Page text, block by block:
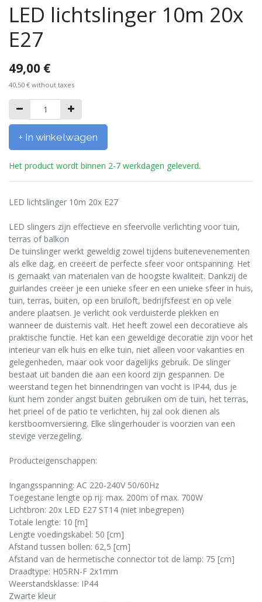
LED lichtslinger 10m 20x
E27
49,00 €
40,50 € without taxes
+ In winkelwagen
Het product wordt binnen 2-7 werkdagen geleverd.
LED lichtslinger 10m 20x E27
LED slingers zijn effectieve en sfeervolle verlichting voor tuin,
terras of balkon
De tuinslinger werkt geweldig zowel tijdens buitenevenementen
als elke dag, en creëert de perfecte sfeer voor ontspanning. Het
is gemaakt van materialen van de hoogste kwaliteit. Dankzij de
guirlandes creëer je een unieke sfeer en een unieke sfeer in huis,
tuin, terras, buiten, op een bruiloft, bedrijfsfeest en op vele
andere plaatsen. Je verlicht ook verduisterde plekken en
wanneer de duisternis valt. Het heeft zowel een decoratieve als
praktische functie. Het kan een geweldige decoratie zijn voor het
interieur van elk huis en elke tuin, niet alleen voor vakanties en
gelegenheden, maar ook voor dagelijks gebruik. De slinger
bestaat uit banden die aan een koord zijn gespannen. De
weerstand tegen het binnendringen van vocht is IP44, dus je
kunt hem zonder angst buiten gebruiken om de tuin, het terras,
het prieel of de patio te verlichten, hij zal ook dienen als
kerstboomversiering. Elke slingerhouder is voorzien van een
stevige verzegeling.
Producteigenschappen:
Ingangsspanning: AC 220-240V 50/60Hz
Toegestane lengte op rij: max. 200m of max. 700W
Lichtbron: 20x LED E27 ST14 (niet inbegrepen)
Totale lengte: 10 [m]
Lengte voedingskabel: 50 [cm]
Afstand tussen bollen: 62,5 [cm]
Afstand van de hermetische connector tot de lamp: 75 [cm]
Draadtype: H05RN-F 2x1mm
Weerstandsklasse: IP44
Zwarte kleur